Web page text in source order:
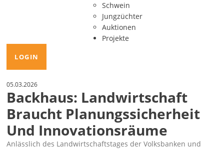
Schwein
Jungzüchter
Auktionen
Projekte
LOGIN
05.03.2026
Backhaus: Landwirtschaft
Braucht Planungssicherheit
Und Innovationsräume
Anlässlich des Landwirtschaftstages der Volksbanken und